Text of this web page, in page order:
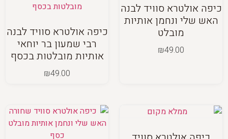
כיפה אולטרא סוויד לבנה
האש שלי ונחמן אותיות
מובלט
₪49.00
כיפה אולטרא סוויד לבנה
רבי שמעון בר יוחאי
אותיות מובלטות בכסף
₪49.00